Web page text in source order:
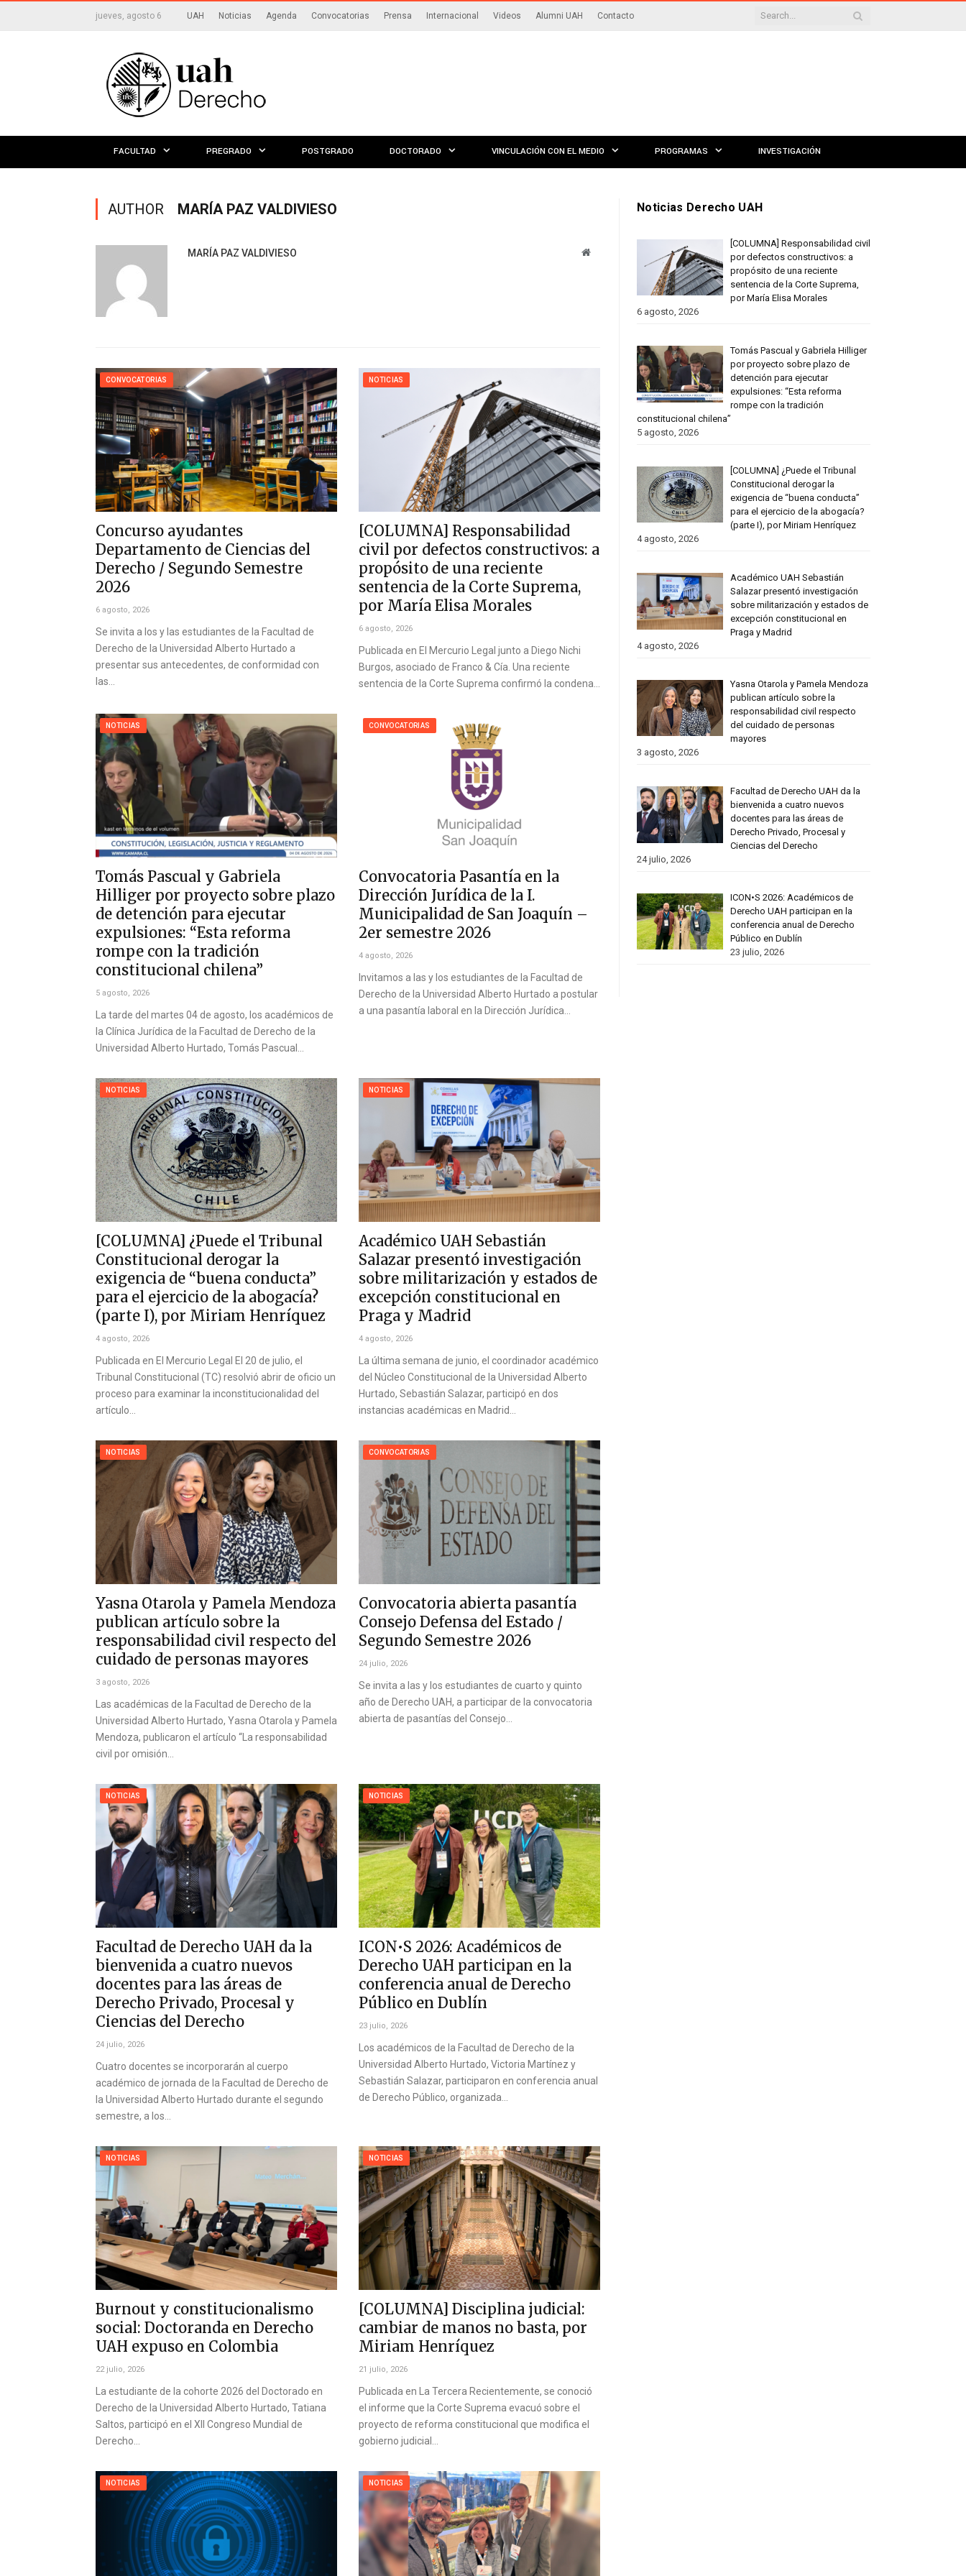
jueves, agosto 6 UAH Noticias Agenda Convocatorias Prensa Internacional Videos Alumni UAH Contacto
FACULTAD PREGRADO POSTGRADO DOCTORADO VINCULACIÓN CON EL MEDIO PROGRAMAS INVESTIGACIÓN
AUTHOR MARÍA PAZ VALDIVIESO
MARÍA PAZ VALDIVIESO Website
CONVOCATORIAS
Concurso ayudantes
Departamento de Ciencias del
Derecho / Segundo Semestre
2026
6 agosto, 2026
Se invita a los y las estudiantes de la Facultad de
Derecho de la Universidad Alberto Hurtado a
presentar sus antecedentes, de conformidad con
las…
NOTICIAS
[COLUMNA] Responsabilidad
civil por defectos constructivos: a
propósito de una reciente
sentencia de la Corte Suprema,
por María Elisa Morales
6 agosto, 2026
Publicada en El Mercurio Legal junto a Diego Nichi
Burgos, asociado de Franco & Cía. Una reciente
sentencia de la Corte Suprema confirmó la condena…
NOTICIAS
Tomás Pascual y Gabriela
Hilliger por proyecto sobre plazo
de detención para ejecutar
expulsiones: “Esta reforma
rompe con la tradición
constitucional chilena”
5 agosto, 2026
La tarde del martes 04 de agosto, los académicos de
la Clínica Jurídica de la Facultad de Derecho de la
Universidad Alberto Hurtado, Tomás Pascual…
CONVOCATORIAS
Convocatoria Pasantía en la
Dirección Jurídica de la I.
Municipalidad de San Joaquín –
2er semestre 2026
4 agosto, 2026
Invitamos a las y los estudiantes de la Facultad de
Derecho de la Universidad Alberto Hurtado a postular
a una pasantía laboral en la Dirección Jurídica…
NOTICIAS
[COLUMNA] ¿Puede el Tribunal
Constitucional derogar la
exigencia de “buena conducta”
para el ejercicio de la abogacía?
(parte I), por Miriam Henríquez
4 agosto, 2026
Publicada en El Mercurio Legal El 20 de julio, el
Tribunal Constitucional (TC) resolvió abrir de oficio un
proceso para examinar la inconstitucionalidad del
artículo…
NOTICIAS
Académico UAH Sebastián
Salazar presentó investigación
sobre militarización y estados de
excepción constitucional en
Praga y Madrid
4 agosto, 2026
La última semana de junio, el coordinador académico
del Núcleo Constitucional de la Universidad Alberto
Hurtado, Sebastián Salazar, participó en dos
instancias académicas en Madrid…
NOTICIAS
Yasna Otarola y Pamela Mendoza
publican artículo sobre la
responsabilidad civil respecto del
cuidado de personas mayores
3 agosto, 2026
Las académicas de la Facultad de Derecho de la
Universidad Alberto Hurtado, Yasna Otarola y Pamela
Mendoza, publicaron el artículo “La responsabilidad
civil por omisión…
CONVOCATORIAS
Convocatoria abierta pasantía
Consejo Defensa del Estado /
Segundo Semestre 2026
24 julio, 2026
Se invita a las y los estudiantes de cuarto y quinto
año de Derecho UAH, a participar de la convocatoria
abierta de pasantías del Consejo…
NOTICIAS
Facultad de Derecho UAH da la
bienvenida a cuatro nuevos
docentes para las áreas de
Derecho Privado, Procesal y
Ciencias del Derecho
24 julio, 2026
Cuatro docentes se incorporarán al cuerpo
académico de jornada de la Facultad de Derecho de
la Universidad Alberto Hurtado durante el segundo
semestre, a los…
NOTICIAS
ICON•S 2026: Académicos de
Derecho UAH participan en la
conferencia anual de Derecho
Público en Dublín
23 julio, 2026
Los académicos de la Facultad de Derecho de la
Universidad Alberto Hurtado, Victoria Martínez y
Sebastián Salazar, participaron en conferencia anual
de Derecho Público, organizada…
NOTICIAS
Burnout y constitucionalismo
social: Doctoranda en Derecho
UAH expuso en Colombia
22 julio, 2026
La estudiante de la cohorte 2026 del Doctorado en
Derecho de la Universidad Alberto Hurtado, Tatiana
Saltos, participó en el XII Congreso Mundial de
Derecho…
NOTICIAS
[COLUMNA] Disciplina judicial:
cambiar de manos no basta, por
Miriam Henríquez
21 julio, 2026
Publicada en La Tercera Recientemente, se conoció
el informe que la Corte Suprema evacuó sobre el
proyecto de reforma constitucional que modifica el
gobierno judicial…
NOTICIAS NOTICIAS
Noticias Derecho UAH
[COLUMNA] Responsabilidad civil
por defectos constructivos: a
propósito de una reciente
sentencia de la Corte Suprema,
por María Elisa Morales
6 agosto, 2026
Tomás Pascual y Gabriela Hilliger
por proyecto sobre plazo de
detención para ejecutar
expulsiones: “Esta reforma
rompe con la tradición
constitucional chilena”
5 agosto, 2026
[COLUMNA] ¿Puede el Tribunal
Constitucional derogar la
exigencia de “buena conducta”
para el ejercicio de la abogacía?
(parte I), por Miriam Henríquez
4 agosto, 2026
Académico UAH Sebastián
Salazar presentó investigación
sobre militarización y estados de
excepción constitucional en
Praga y Madrid
4 agosto, 2026
Yasna Otarola y Pamela Mendoza
publican artículo sobre la
responsabilidad civil respecto
del cuidado de personas
mayores
3 agosto, 2026
Facultad de Derecho UAH da la
bienvenida a cuatro nuevos
docentes para las áreas de
Derecho Privado, Procesal y
Ciencias del Derecho
24 julio, 2026
ICON•S 2026: Académicos de
Derecho UAH participan en la
conferencia anual de Derecho
Público en Dublín
23 julio, 2026